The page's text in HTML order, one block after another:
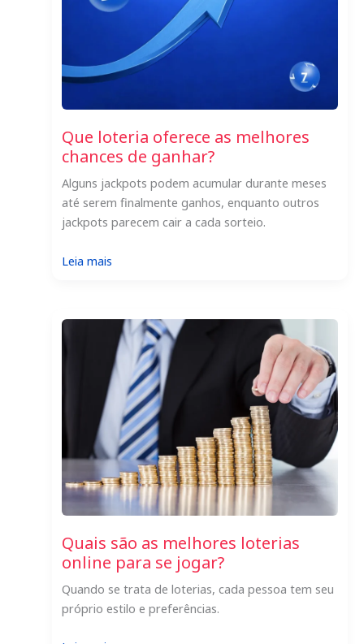
para
mais
chances
ganhar!
Que loteria oferece as melhores
chances de ganhar?
Alguns jackpots podem acumular durante meses
até serem finalmente ganhos, enquanto outros
jackpots parecem cair a cada sorteio.
Leia mais:
oferece
as
melhores
chances
ganhar?
Quais são as melhores loterias
online para se jogar?
Quando se trata de loterias, cada pessoa tem seu
próprio estilo e preferências.